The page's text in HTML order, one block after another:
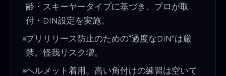
齢・スキーヤータイプに基づき、プロが取
付・DIN設定を実施。
プリリリース防止のための“過度なDIN”は厳
禁。怪我リスク増。
ヘルメット着用。高い角付けの練習は空いて